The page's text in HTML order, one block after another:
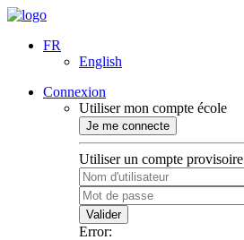
FR
English
Connexion
Utiliser mon compte école
Je me connecte
Utiliser un compte provisoire
Valider
Error: